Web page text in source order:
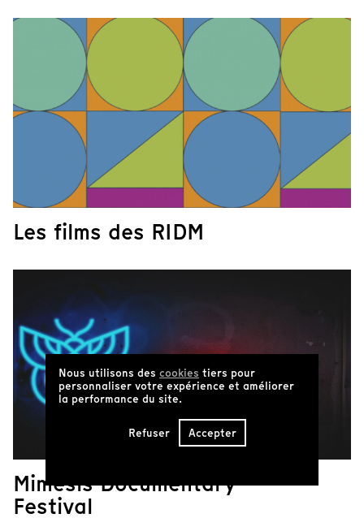
Les films des RIDM
Mimesis Documentary
Festival
Nous utilisons des cookies tiers pour
personnaliser votre expérience et améliorer
la performance du site.
Refuser Accepter